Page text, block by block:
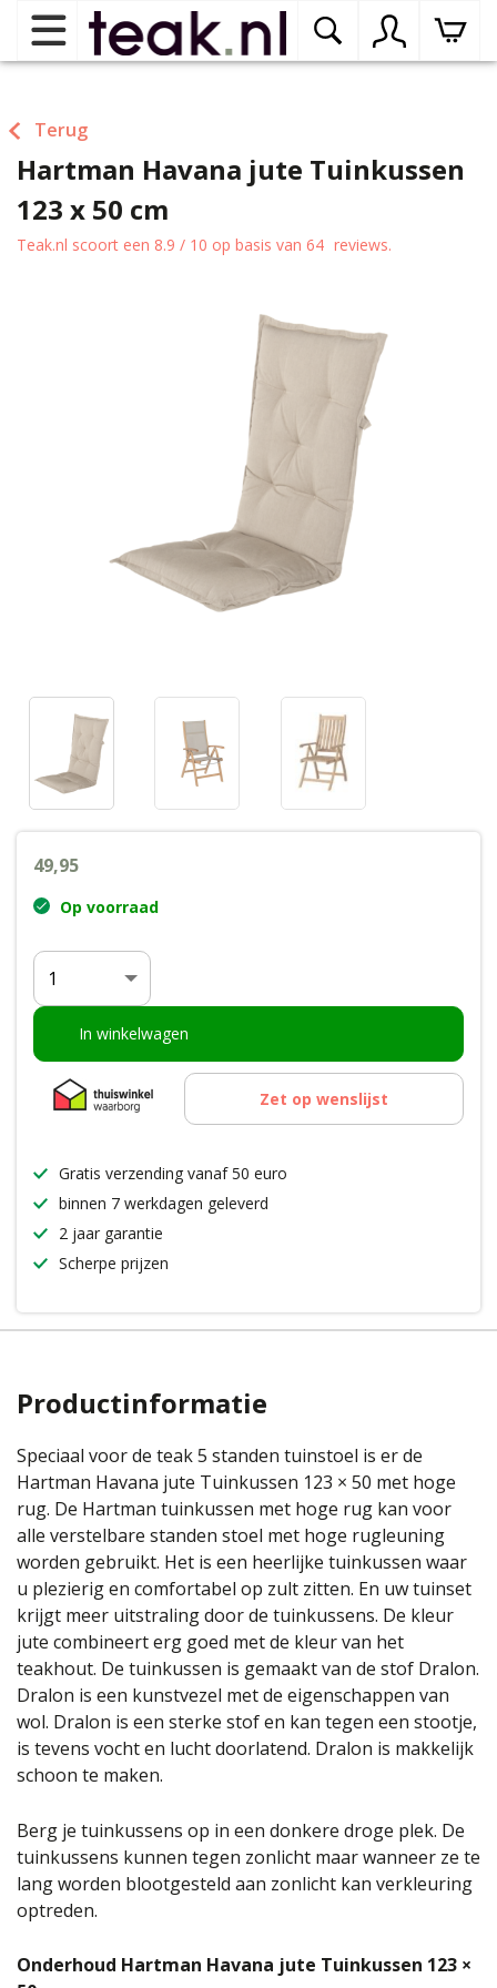
Teak tuinmeubelen
Teak binnenmeubelen
Teak woonprogramma’s
Teak onderhoudsproducten
Terug
Hartman Havana jute Tuinkussen
123 x 50 cm
Teak.nl scoort een 8.9 / 10 op basis van 64 reviews.
49,95
Op voorraad
Aantal
In winkelwagen
Zet op wenslijst
Gratis verzending vanaf 50 euro
binnen 7 werkdagen geleverd
2 jaar garantie
Scherpe prijzen
Productinformatie
Speciaal voor de teak 5 standen tuinstoel is er de
Hartman Havana jute Tuinkussen 123 × 50 met hoge
rug. De Hartman tuinkussen met hoge rug kan voor
alle verstelbare standen stoel met hoge rugleuning
worden gebruikt. Het is een heerlijke tuinkussen waar
u plezierig en comfortabel op zult zitten. En uw tuinset
krijgt meer uitstraling door de tuinkussens. De kleur
jute combineert erg goed met de kleur van het
teakhout. De tuinkussen is gemaakt van de stof Dralon.
Dralon is een kunstvezel met de eigenschappen van
wol. Dralon is een sterke stof en kan tegen een stootje,
is tevens vocht en lucht doorlatend. Dralon is makkelijk
schoon te maken.
Berg je tuinkussens op in een donkere droge plek. De
tuinkussens kunnen tegen zonlicht maar wanneer ze te
lang worden blootgesteld aan zonlicht kan verkleuring
optreden.
Onderhoud Hartman Havana jute Tuinkussen 123 ×